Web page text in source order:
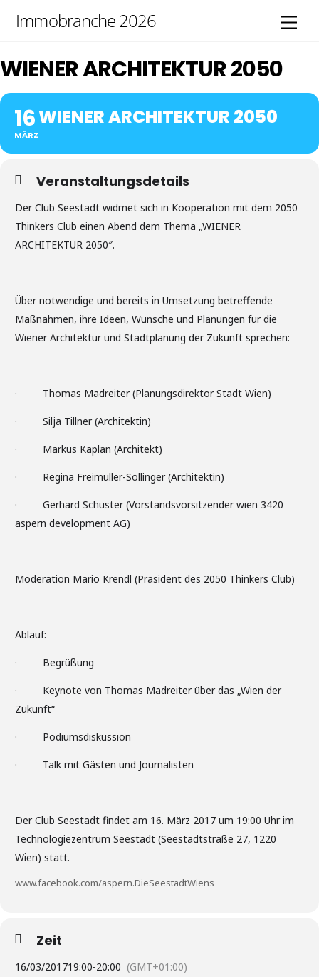
Immobranche 2026
WIENER ARCHITEKTUR 2050
16
MÄRZ
WIENER ARCHITEKTUR 2050
Veranstaltungsdetails
Der Club Seestadt widmet sich in Kooperation mit dem 2050
Thinkers Club einen Abend dem Thema „WIENER
ARCHITEKTUR 2050″.
Über notwendige und bereits in Umsetzung betreffende
Maßnahmen, ihre Ideen, Wünsche und Planungen für die
Wiener Architektur und Stadtplanung der Zukunft sprechen:
· Thomas Madreiter (Planungsdirektor Stadt Wien)
· Silja Tillner (Architektin)
· Markus Kaplan (Architekt)
· Regina Freimüller-Söllinger (Architektin)
· Gerhard Schuster (Vorstandsvorsitzender wien 3420
aspern development AG)
Moderation Mario Krendl (Präsident des 2050 Thinkers Club)
Ablauf:
· Begrüßung
· Keynote von Thomas Madreiter über das „Wien der
Zukunft“
· Podiumsdiskussion
· Talk mit Gästen und Journalisten
Der Club Seestadt findet am 16. März 2017 um 19:00 Uhr im
Technologiezentrum Seestadt (Seestadtstraße 27, 1220
Wien) statt.
www.facebook.com/aspern.DieSeestadtWiens
Zeit
16/03/201719:00-20:00 (GMT+01:00)